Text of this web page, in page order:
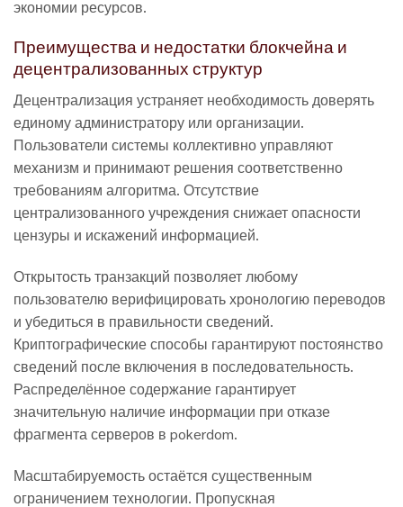
экономии ресурсов.
Преимущества и недостатки блокчейна и
децентрализованных структур
Децентрализация устраняет необходимость доверять
единому администратору или организации.
Пользователи системы коллективно управляют
механизм и принимают решения соответственно
требованиям алгоритма. Отсутствие
централизованного учреждения снижает опасности
цензуры и искажений информацией.
Открытость транзакций позволяет любому
пользователю верифицировать хронологию переводов
и убедиться в правильности сведений.
Криптографические способы гарантируют постоянство
сведений после включения в последовательность.
Распределённое содержание гарантирует
значительную наличие информации при отказе
фрагмента серверов в pokerdom.
Масштабируемость остаётся существенным
ограничением технологии. Пропускная